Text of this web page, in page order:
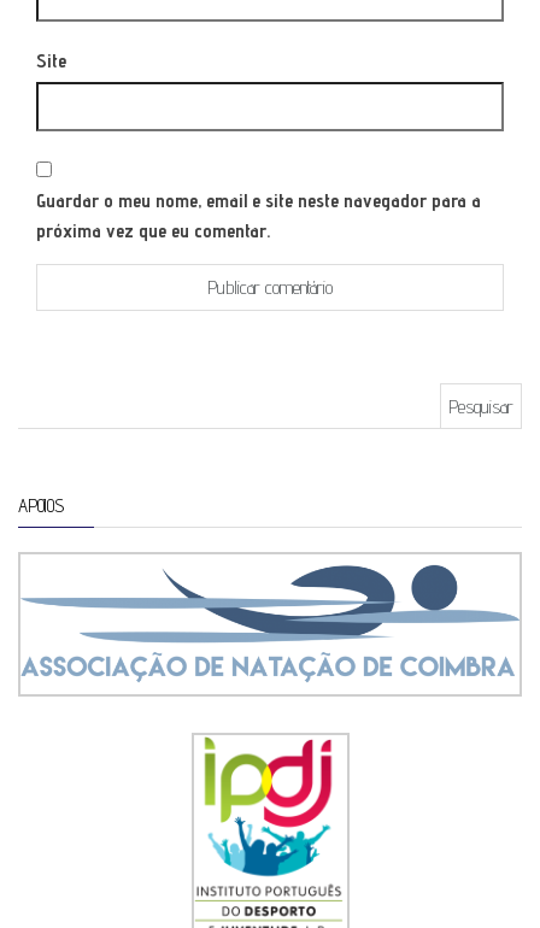
Site
Guardar o meu nome, email e site neste navegador para a
próxima vez que eu comentar.
APOIOS